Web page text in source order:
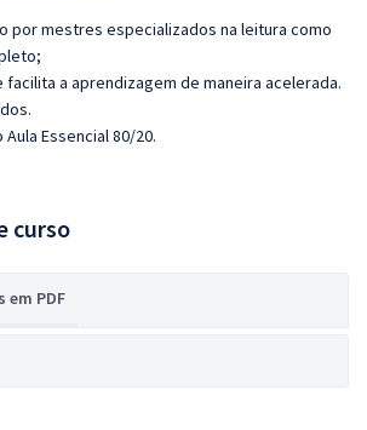
por mestres especializados na leitura como
facilita a aprendizagem de maneira acelerada.
Essencial 80/20.
curso
em PDF